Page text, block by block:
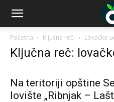
Početna Ključne reči Lovačko
Ključna reč:
Na teritoriji opštine
lovište „Ribnjak –